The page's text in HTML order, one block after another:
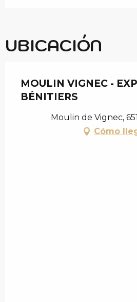
UBICACIÓN
MOULIN VIGNEC -
BÉNITIERS
Moulin de Vignec,
Cómo